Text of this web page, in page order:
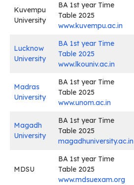
Kuvempu
University
BA 1st year Time
Table 2025
www.kuvempu.ac.in
Lucknow
University
BA 1st year Time
Table 2025
www.lkouniv.ac.in
Madras
University
BA 1st year Time
Table 2025
www.unom.ac.in
Magadh
University
BA 1st year Time
Table 2025
magadhuniversity.ac.in
MDSU
BA 1st year Time
Table 2025
www.mdsuexam.org